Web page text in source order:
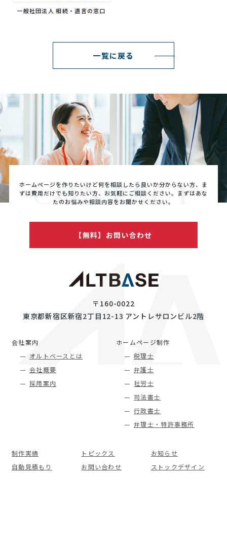
一般社団法人 相続・遺言の窓口
一覧に戻る
CONTACT
ホームページを作りたいけど何を相談したら良いか分からない方、ま
ずは費用だけでも知りたい方、 お気軽にご相談ください。まずはあな
たのお悩みや相談内容をお聞かせください。
【無料】お問い合わせ
〒160-0022
東京都新宿区新宿2丁目12-13 アントレサロンビル2階
会社案内
オルトベースとは
会社概要
採用案内
ホームページ制作
税理士
弁護士
社労士
司法書士
行政書士
弁理士・特許事務所
制作実績 トピックス
お知らせ
自動見積もり
お問い合わせ ストックデザイン